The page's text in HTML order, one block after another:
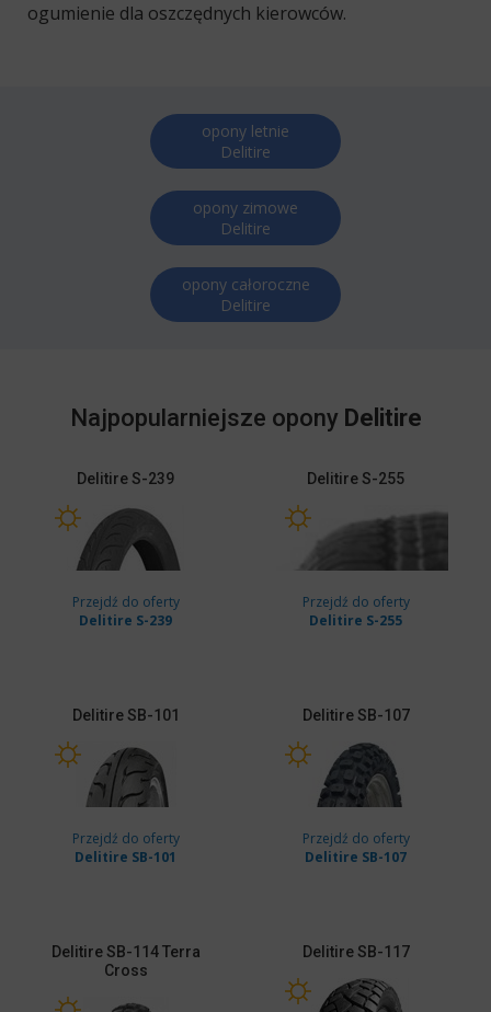
ogumienie dla oszczędnych kierowców.
opony letnie
Delitire
opony zimowe
Delitire
opony całoroczne
Delitire
Najpopularniejsze opony Delitire
Delitire S-239
Przejdź do oferty
Delitire S-239
Delitire S-255
Przejdź do oferty
Delitire S-255
DelitireSB-101
Przejdź do oferty
Delitire SB-101
DelitireSB-107
Przejdź do oferty
Delitire SB-107
DelitireSB-114 Terra
Cross
DelitireSB-117